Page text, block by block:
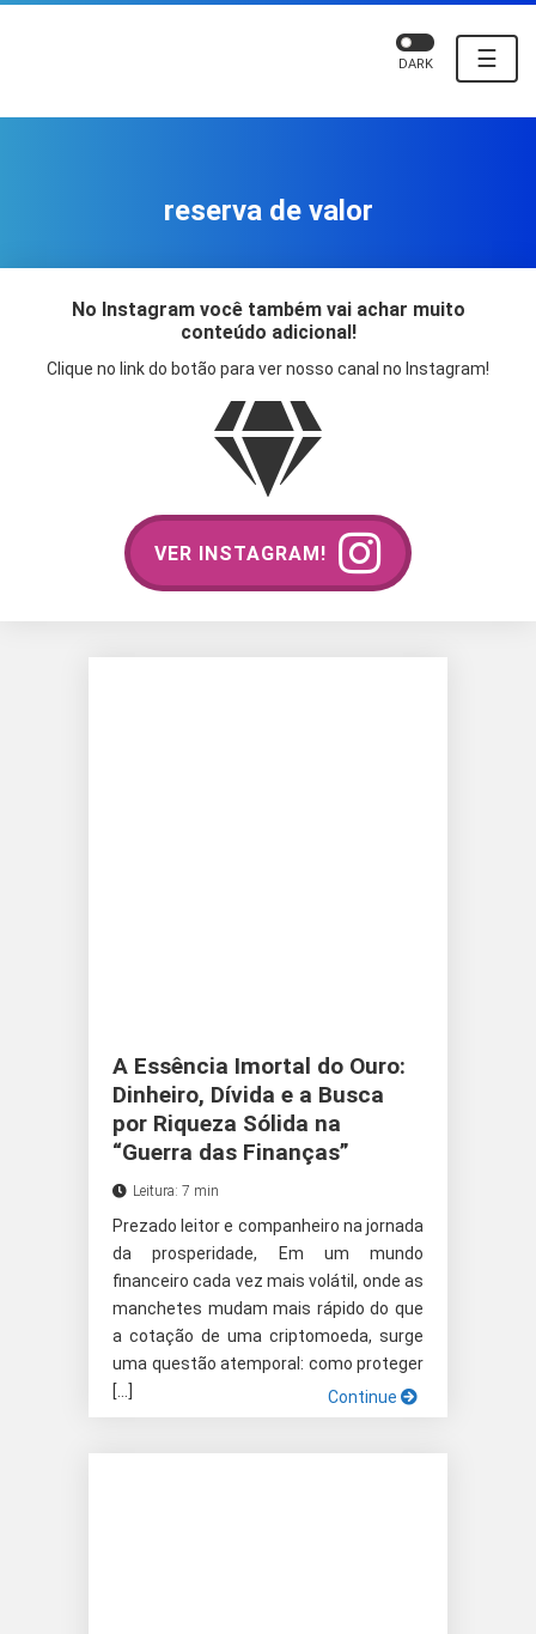
☰
DARK
reserva de valor
No Instagram você também vai achar muito
conteúdo adicional!
Clique no link do botão para ver nosso canal no Instagram!
VER INSTAGRAM!
A Essência Imortal do Ouro:
Dinheiro, Dívida e a Busca
por Riqueza Sólida na
“Guerra das Finanças”
Leitura: 7 min
Prezado leitor e companheiro na jornada
da prosperidade, Em um mundo
financeiro cada vez mais volátil, onde as
manchetes mudam mais rápido do que
a cotação de uma criptomoeda, surge
uma questão atemporal: como proteger
[…]
Continue